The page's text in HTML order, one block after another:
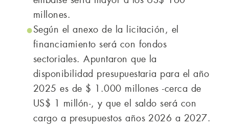
millones.
Según el anexo de la licitación, el
financiamiento será con fondos
sectoriales. Apuntaron que la
disponibilidad presupuestaria para el año
2025 es de $ 1.000 millones -cerca de
US$ 1 millón-, y que el saldo será con
cargo a presupuestos años 2026 a 2027.